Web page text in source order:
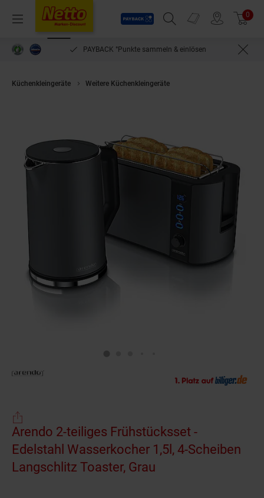
Menü
Payback
Suchfeld einblenden
Prospekte 0
PAYBACK °Punkte sammeln & einlösen
Küchenkleingeräte Weitere Küchenkleingeräte
Arendo 2-teiliges Frühstücksset -
Edelstahl Wasserkocher 1,5l, 4-Scheiben
Langschlitz Toaster, Grau